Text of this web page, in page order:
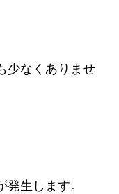
少なくありませ
生します。